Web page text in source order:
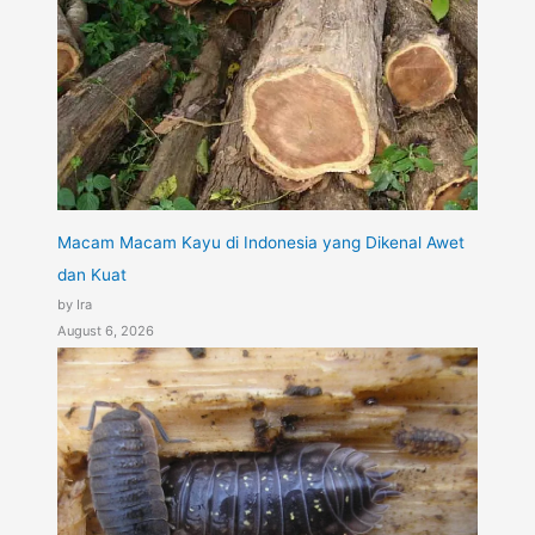
Macam Macam Kayu di Indonesia yang Dikenal Awet
dan Kuat
by Ira
August 6, 2026